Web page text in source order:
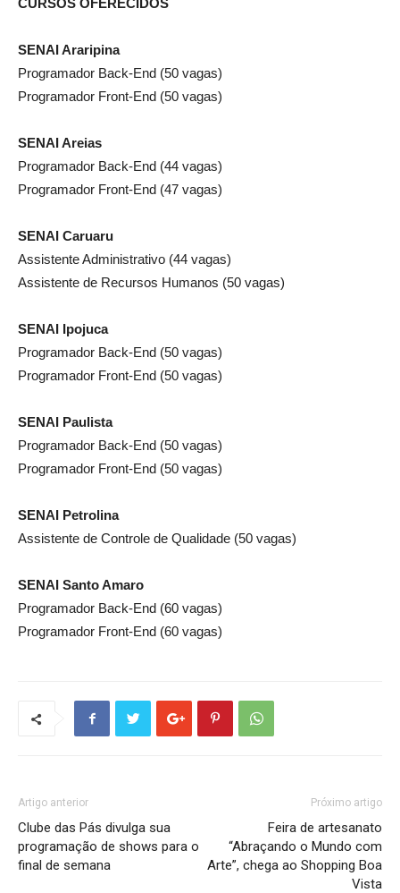
CURSOS OFERECIDOS
SENAI Araripina
Programador Back-End (50 vagas)
Programador Front-End (50 vagas)
SENAI Areias
Programador Back-End (44 vagas)
Programador Front-End (47 vagas)
SENAI Caruaru
Assistente Administrativo (44 vagas)
Assistente de Recursos Humanos (50 vagas)
SENAI Ipojuca
Programador Back-End (50 vagas)
Programador Front-End (50 vagas)
SENAI Paulista
Programador Back-End (50 vagas)
Programador Front-End (50 vagas)
SENAI Petrolina
Assistente de Controle de Qualidade (50 vagas)
SENAI Santo Amaro
Programador Back-End (60 vagas)
Programador Front-End (60 vagas)
Artigo anterior
Clube das Pás divulga sua
programação de shows para o
final de semana
Próximo artigo
Feira de artesanato
“Abraçando o Mundo com
Arte”, chega ao Shopping Boa
Vista